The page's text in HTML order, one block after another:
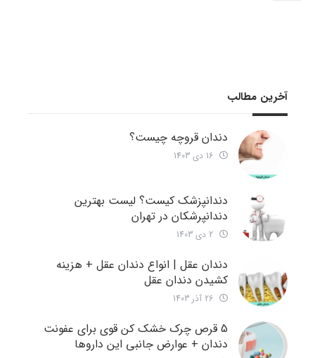
آخرین مطالب
دندان قروچه چیست؟
دندانپزشک کیست؟ لیست بهترین
دندانپرشکان در تهران
دندان عقل | انواع دندان عقل + هزینه
کشیدن دندان عقل
5 قرص چرک خشک کن قوی برای عفونت
دندان + عوارض جانبی این داروها